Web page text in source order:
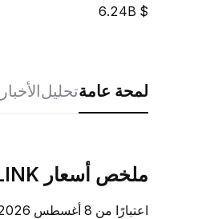
6.24B
لمحة عامةتحليلالأخبار
ملخص أسعار LINK المباشر